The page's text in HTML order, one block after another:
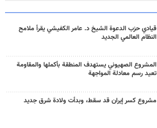
قيادي حزب الدعوة الشيخ د. عامر الكفيشي يقرأ ملامح
النظام العالمي الجديد
المشروع الصهيوني يستهدف المنطقة بأكملها والمقاومة
تعيد رسم معادلة المواجهة
مشروع كسر إيران قد سقط، وبدأت ولادة شرق جديد